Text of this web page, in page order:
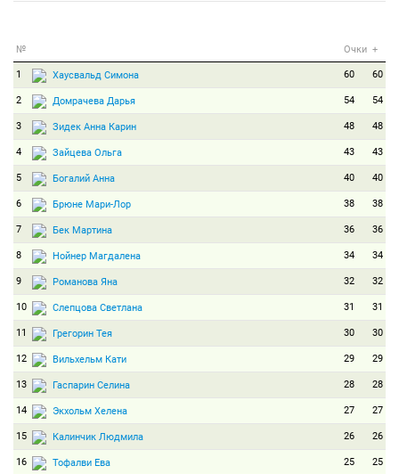
№ Очки +
1 Хаусвальд Симона 60 60
2 Домрачева Дарья 54 54
3 Зидек Анна Карин 48 48
4 Зайцева Ольга 43 43
5 Богалий Анна 40 40
6 Брюне Мари-Лор 38 38
7 Бек Мартина 36 36
8 Нойнер Магдалена 34 34
9 Романова Яна 32 32
10 Слепцова Светлана 31 31
11 Грегорин Тея 30 30
12 Вильхельм Кати 29 29
13 Гаспарин Селина 28 28
14 Экхольм Хелена 27 27
15 Калинчик Людмила 26 26
16 Тофалви Ева 25 25